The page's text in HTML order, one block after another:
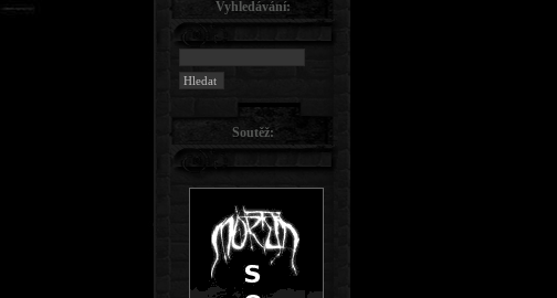
Vyhledávání:
Soutěž: